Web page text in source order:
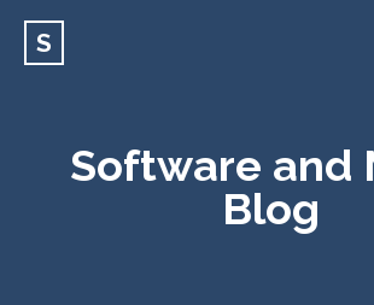
S
Software and
Blog